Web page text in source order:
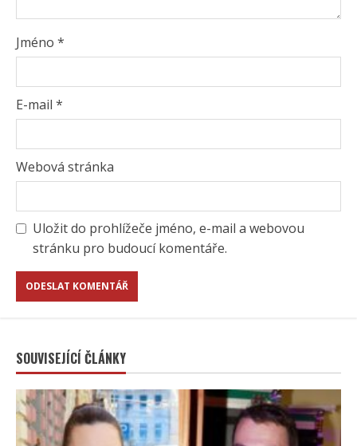
Jméno *
E-mail *
Webová stránka
Uložit do prohlížeče jméno, e-mail a webovou
stránku pro budoucí komentáře.
SOUVISEJÍCÍ ČLÁNKY